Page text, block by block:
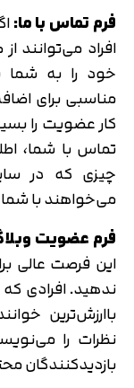
فرم تماس با ما:
افراد می‌توانند
خود را به شما
مناسبی برای
کار عضویت را
تماس با شما،
چیزی که در
می‌خواهند با
فرم عضویت
این فرصت عالی
ندهید. افرادی
باارزش‌ترین
بازدیدکنندگان